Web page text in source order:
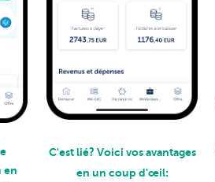
en
C'est lié? Voici vos avantages
en un coup d'œil: